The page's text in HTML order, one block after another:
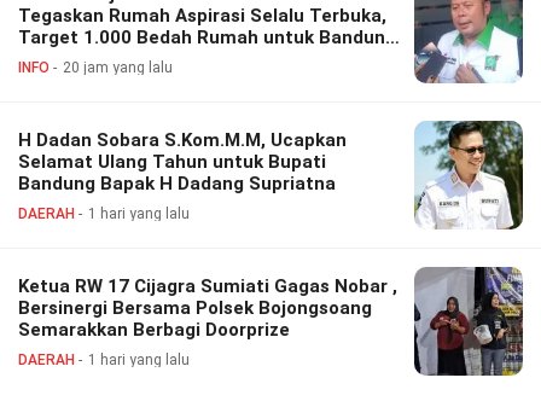
Tegaskan Rumah Aspirasi Selalu Terbuka,
Target 1.000 Bedah Rumah untuk Bandung
Barat
INFO 20 jam yang lalu
H Dadan Sobara S.Kom.M.M, Ucapkan
Selamat Ulang Tahun untuk Bupati
Bandung Bapak H Dadang Supriatna
DAERAH 1 hari yang lalu
Ketua RW 17 Cijagra Sumiati Gagas Nobar ,
Bersinergi Bersama Polsek Bojongsoang
Semarakkan Berbagi Doorprize
DAERAH 1 hari yang lalu